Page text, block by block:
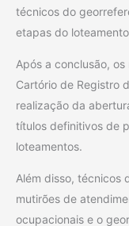
técnicos do
etapas do
Após a conclusão,
Cartório de Registro
realização da
títulos definitivos de
loteamentos.
Além disso, técnicos
mutirões de
ocupacionais e o